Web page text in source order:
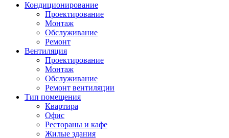
Кондиционирование
Проектирование
Монтаж
Обслуживание
Ремонт
Вентиляция
Проектирование
Монтаж
Обслуживание
Ремонт вентиляции
Тип помещения
Квартира
Офис
Рестораны и кафе
Жилые здания